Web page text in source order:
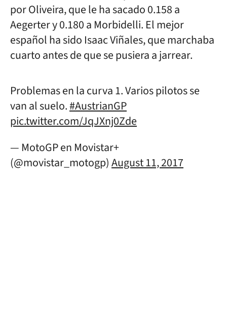
por Oliveira, que le ha sacado 0.158 a
Aegerter y 0.180 a Morbidelli. El mejor
español ha sido Isaac Viñales, que marchaba
cuarto antes de que se pusiera a jarrear.
Problemas en la curva 1. Varios pilotos se
van al suelo.#AustrianGP
pic.twitter.com/JqJXnj0Zde
— MotoGP en Movistar+
(@movistar_motogp)August 11, 2017